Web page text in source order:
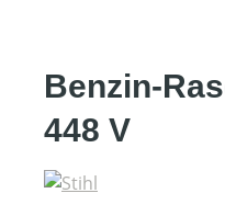
Benzin-
448 V